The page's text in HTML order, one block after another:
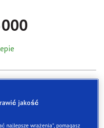
jakość
najlepsze wrażenia”, pomagasz